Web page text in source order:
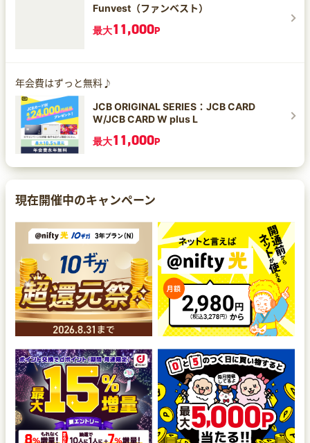
Funvest（ファンベスト）
最大11,000P
年会費はずっと無料♪
JCB ORIGINAL SERIES：JCB CARD
W/JCB CARD W plus L
最大11,000P
現在開催中のキャンペーン